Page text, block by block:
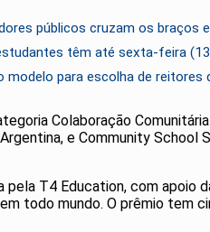
públicos cruzam os braços
têm até sexta-feira
modelo para escolha de
Colaboração
e Community School
T4 Education, com apoio
todo mundo. O prêmio tem